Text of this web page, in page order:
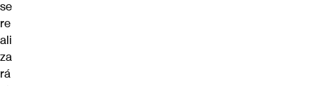
se
re
ali
za
rá